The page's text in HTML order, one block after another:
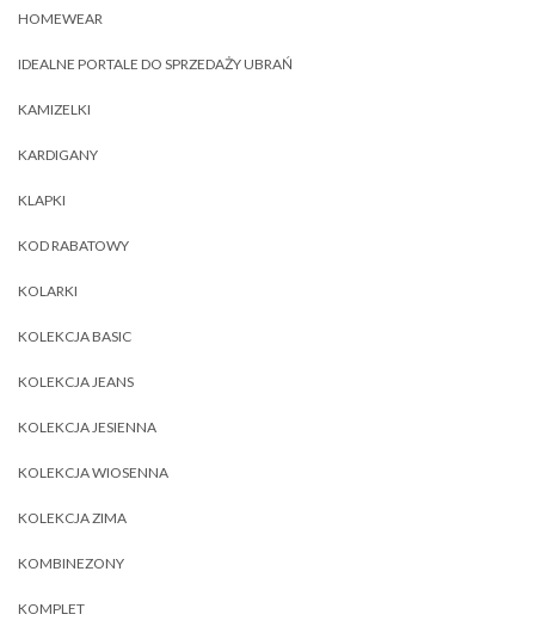
HOMEWEAR
IDEALNE PORTALE DO SPRZEDAŻY UBRAŃ
KAMIZELKI
KARDIGANY
KLAPKI
KOD RABATOWY
KOLARKI
KOLEKCJA BASIC
KOLEKCJA JEANS
KOLEKCJA JESIENNA
KOLEKCJA WIOSENNA
KOLEKCJA ZIMA
KOMBINEZONY
KOMPLET